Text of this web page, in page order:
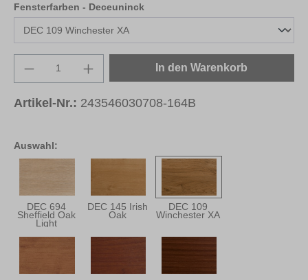
Auswahl:
DEC 694
Sheffield Oak
Light
DEC 145 Irish
Oak
DEC 109
Winchester XA
Fensterfarben - Deceuninck
Produkt Anzahl: Gib den gewünschten
In den Warenkorb
Artikel-Nr.: 243546030708-164B